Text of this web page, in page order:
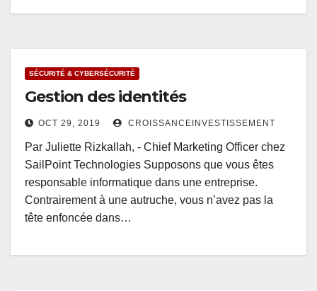
SÉCURITÉ & CYBERSÉCURITÉ
Gestion des identités
OCT 29, 2019 CROISSANCEINVESTISSEMENT
Par Juliette Rizkallah, - Chief Marketing Officer chez
SailPoint Technologies Supposons que vous êtes
responsable informatique dans une entreprise.
Contrairement à une autruche, vous n’avez pas la
tête enfoncée dans…